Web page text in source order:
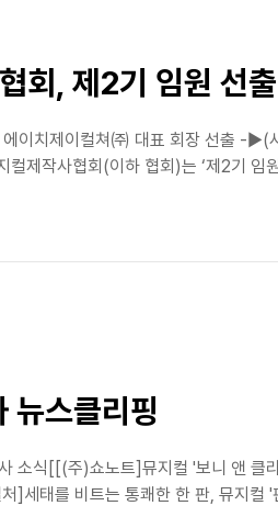
회, 제2기 임원 선
이치제이컬쳐㈜ 대표 회장 선출 -
제작사협회(이하 협회)는 ‘제2기
스클리핑
소식[[(주)쇼노트]뮤지컬 '보니 앤 클
]세태를 비트는 통쾌한 한 판, 뮤지